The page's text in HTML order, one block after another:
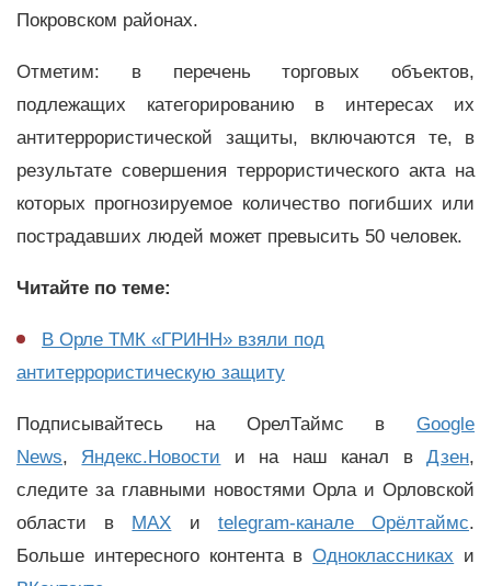
Покровском районах.
Отметим: в перечень торговых объектов,
подлежащих категорированию в интересах их
антитеррористической защиты, включаются те, в
результате совершения террористического акта на
которых прогнозируемое количество погибших или
пострадавших людей может превысить 50 человек.
Читайте по теме:
В Орле ТМК «ГРИНН» взяли под
антитеррористическую защиту
Подписывайтесь на ОрелТаймс в Google
News, Яндекс.Новости и на наш канал вДзен,
следите за главными новостями Орла и Орловской
области в MAX и telegram-канале Орёлтаймс.
Больше интересного контента вОдноклассниках и